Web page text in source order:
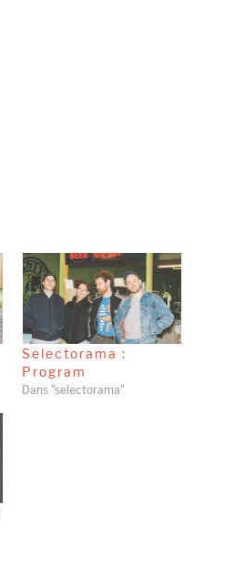
Selectorama :
Program
Dans "selectorama"